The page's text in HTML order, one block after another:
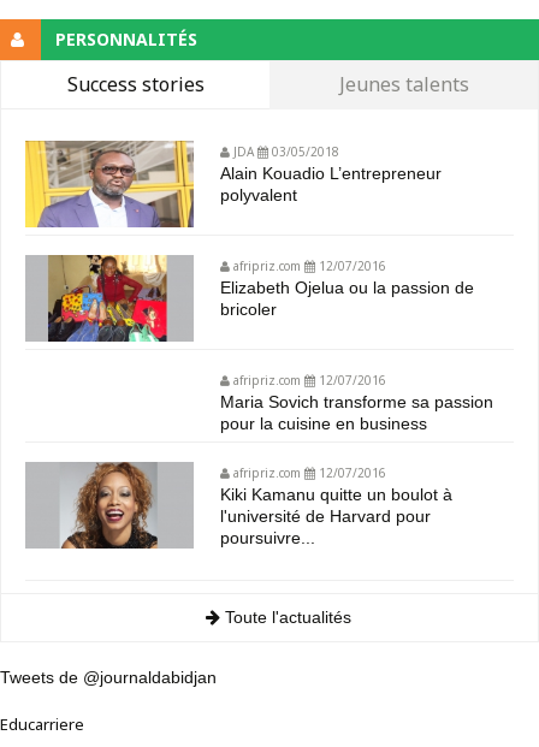
PERSONNALITÉS
Success stories Jeunes talents
JDA 03/05/2018
Alain Kouadio L’entrepreneur
polyvalent
afripriz.com 12/07/2016
Elizabeth Ojelua ou la passion de
bricoler
afripriz.com 12/07/2016
Maria Sovich transforme sa passion
pour la cuisine en business
afripriz.com 12/07/2016
Kiki Kamanu quitte un boulot à
l'université de Harvard pour
poursuivre...
Toute l'actualités
Tweets de @journaldabidjan
Educarriere